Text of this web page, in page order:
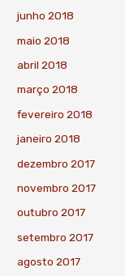
junho 2018
maio 2018
abril 2018
março 2018
fevereiro 2018
janeiro 2018
dezembro 2017
novembro 2017
outubro 2017
setembro 2017
agosto 2017